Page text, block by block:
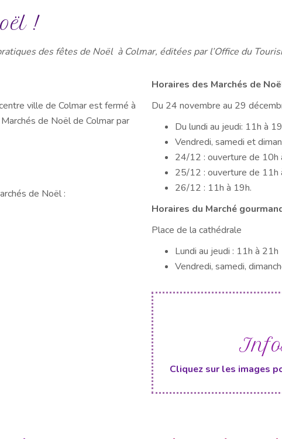
!
des fêtes de Noël à Colmar, éditées par l’Office du
ville de Colmar est fermé à
de Noël de Colmar par
de Noël :
Horaires des Marchés de
Du 24 novembre au 29
Du lundi au jeudi: 11h à
Vendredi, samedi et
24/12 : ouverture de 10h
25/12 : ouverture de 11h
26/12 : 11h à 19h.
Horaires du Marché
Place de la cathédrale
Lundi au jeudi : 11h à 21h
Vendredi, samedi,
Cliquez sur les images